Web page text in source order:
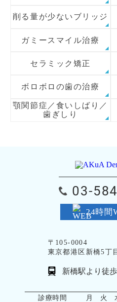
削る量が少ないブリッジ
ガミースマイル治療
セラミック矯正
ボロボロの歯の治療
顎関節症／食いしばり／
歯ぎしり
03-
24時間
〒105-0004
東京都港区新橋5丁
新橋駅より徒
診療時間 月 火